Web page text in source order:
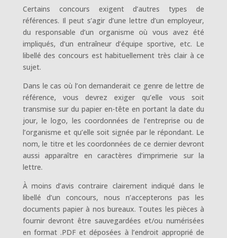
Certains concours exigent d’autres types de
références. Il peut s’agir d’une lettre d’un employeur,
du responsable d’un organisme où vous avez été
impliqués, d’un entraîneur d’équipe sportive, etc. Le
libellé des concours est habituellement très clair à ce
sujet.
Dans le cas où l’on demanderait ce genre de lettre de
référence, vous devrez exiger qu’elle vous soit
transmise sur du papier en-tête en portant la date du
jour, le logo, les coordonnées de l’entreprise ou de
l’organisme et qu’elle soit signée par le répondant. Le
nom, le titre et les coordonnées de ce dernier devront
aussi apparaître en caractères d’imprimerie sur la
lettre.
À moins d’avis contraire clairement indiqué dans le
libellé d’un concours, nous n’accepterons pas les
documents papier à nos bureaux. Toutes les pièces à
fournir devront être sauvegardées et/ou numérisées
en format .PDF et déposées à l’endroit approprié de